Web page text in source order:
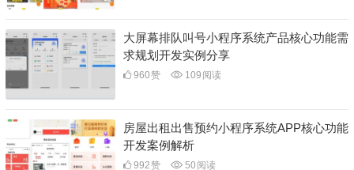
大屏幕排队叫号小程序系统产品核心功能需
求规划开发实例分享
960赞 109 阅读
房屋出租出售预约小程序系统APP核心功能
开发案例解析
992赞 50 阅读